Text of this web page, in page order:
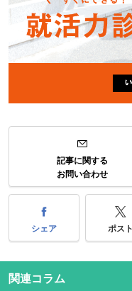
記事に関する
お問い合わせ
シェア ポスト
関連コラム